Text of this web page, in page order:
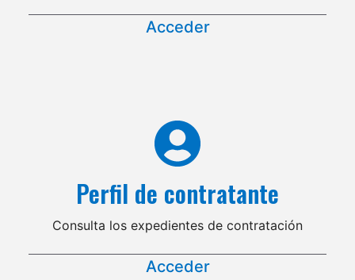
Acceder
Perfil de contratante
Consulta los expedientes de contratación
Acceder